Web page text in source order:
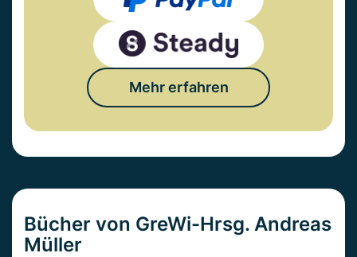
Mehr erfahren
Bücher von GreWi-Hrsg. Andreas
Müller